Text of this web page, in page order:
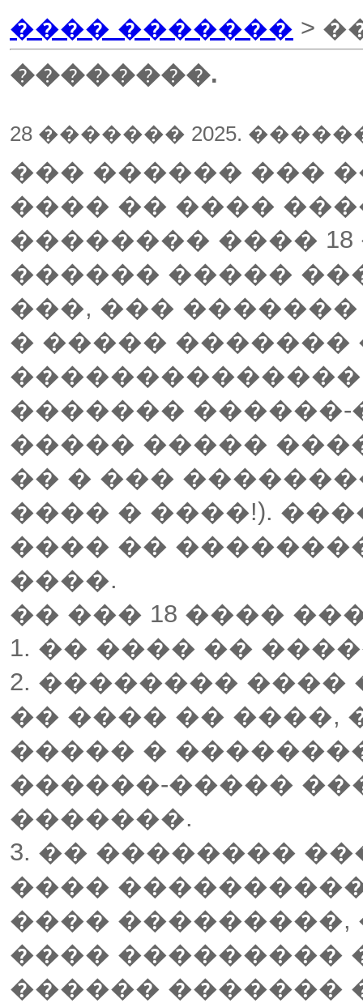
���� ������� >
��������.
28 ������� 2025.
��� ������ ���
���� �� ����
�������� ����
������ �����
���, ���
� ����� �������
������� ������-
����� �����
�� � ���
���� � ����!).
���� ��
����.
�� ��� 18 ����
1. �� ���� ��
2. ��������
�� ���� �� ����,
����� �
������-�����
�������.
3. �� ��������
����
���� ���������,
���� ���������
������ �������